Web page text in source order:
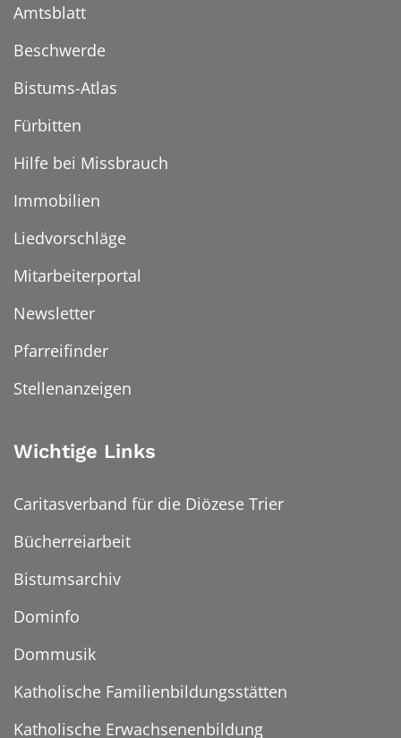
Amtsblatt
Beschwerde
Bistums-Atlas
Fürbitten
Hilfe bei Missbrauch
Immobilien
Liedvorschläge
Mitarbeiterportal
Newsletter
Pfarreifinder
Stellenanzeigen
Wichtige Links
Caritasverband für die Diözese Trier
Bücherreiarbeit
Bistumsarchiv
Dominfo
Dommusik
Katholische Familienbildungsstätten
Katholische Erwachsenenbildung